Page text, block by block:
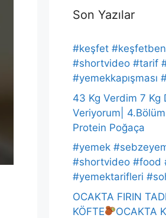
Son Yazılar
#keşfet
#shortvideo #tarif
#yemekkapışması
43 Kg Verdim 7 Kg
Veriyorum|
Protein Poğaça
#yemek
#shortvideo #food
#yemektarifleri
OCAKTA FIRIN
KÖFTE
OCAKTA